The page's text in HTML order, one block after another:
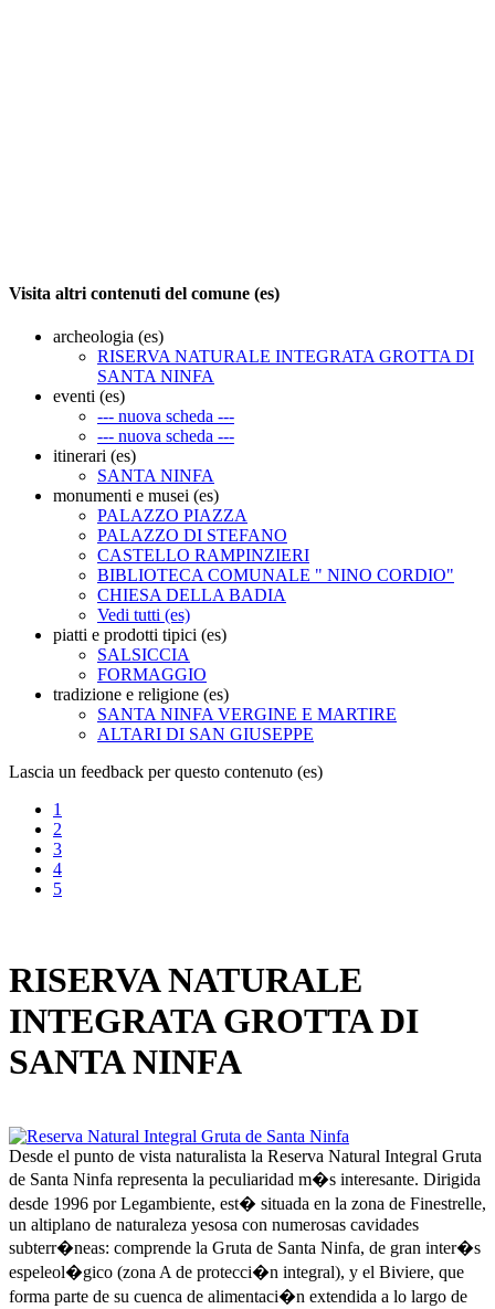
Visita altri contenuti del comune (es)
archeologia (es)
RISERVA NATURALE INTEGRATA GROTTA DI
SANTA NINFA
eventi (es)
--- nuova scheda ---
--- nuova scheda ---
itinerari (es)
SANTA NINFA
monumenti e musei (es)
PALAZZO PIAZZA
PALAZZO DI STEFANO
CASTELLO RAMPINZIERI
BIBLIOTECA COMUNALE " NINO CORDIO"
CHIESA DELLA BADIA
Vedi tutti (es)
piatti e prodotti tipici (es)
SALSICCIA
FORMAGGIO
tradizione e religione (es)
SANTA NINFA VERGINE E MARTIRE
ALTARI DI SAN GIUSEPPE
Lascia un feedback per questo contenuto (es)
1
2
3
4
5
RISERVA NATURALE
INTEGRATA GROTTA DI
SANTA NINFA
Desde el punto de vista naturalista la Reserva Natural Integral Gruta
de Santa Ninfa representa la peculiaridad m�s interesante. Dirigida
desde 1996 por Legambiente, est� situada en la zona de Finestrelle,
un altiplano de naturaleza yesosa con numerosas cavidades
subterr�neas: comprende la Gruta de Santa Ninfa, de gran inter�s
espeleol�gico (zona A de protecci�n integral), y el Biviere, que
forma parte de su cuenca de alimentaci�n extendida a lo largo de